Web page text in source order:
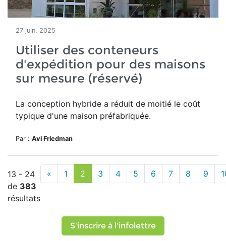
27 juin, 2025
Utiliser des conteneurs
d'expédition pour des maisons
sur mesure (réservé)
La conception hybride a réduit de moitié le coût
typique d'une maison préfabriquée.
Par : Avi Friedman
13 - 24
de 383
résultats
« 1 2 3 4 5 6 7 8 9
S'inscrire à l'infolettre